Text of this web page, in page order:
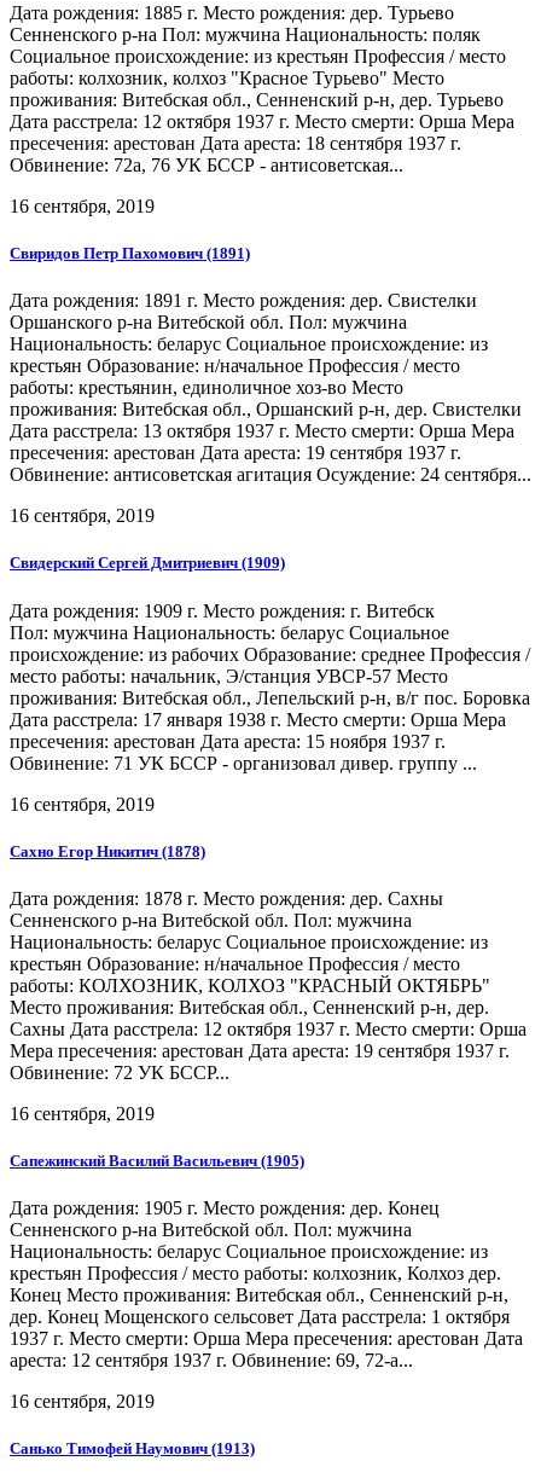
Дата рождения: 1885 г. Место рождения: дер. Турьево
Сенненского р-на Пол: мужчина Национальность: поляк
Социальное происхождение: из крестьян Профессия / место
работы: колхозник, колхоз "Красное Турьево" Место
проживания: Витебская обл., Сенненский р-н, дер. Турьево
Дата расстрела: 12 октября 1937 г. Место смерти: Орша Мера
пресечения: арестован Дата ареста: 18 сентября 1937 г.
Обвинение: 72а, 76 УК БССР - антисоветская...
16 сентября, 2019
Свиридов Петр Пахомович (1891)
Дата рождения: 1891 г. Место рождения: дер. Свистелки
Оршанского р-на Витебской обл. Пол: мужчина
Национальность: беларус Социальное происхождение: из
крестьян Образование: н/начальное Профессия / место
работы: крестьянин, единоличное хоз-во Место
проживания: Витебская обл., Оршанский р-н, дер. Свистелки
Дата расстрела: 13 октября 1937 г. Место смерти: Орша Мера
пресечения: арестован Дата ареста: 19 сентября 1937 г.
Обвинение: антисоветская агитация Осуждение: 24 сентября...
16 сентября, 2019
Свидерский Сергей Дмитриевич (1909)
Дата рождения: 1909 г. Место рождения: г. Витебск
Пол: мужчина Национальность: беларус Социальное
происхождение: из рабочих Образование: среднее Профессия /
место работы: начальник, Э/станция УВСР-57 Место
проживания: Витебская обл., Лепельский р-н, в/г пос. Боровка
Дата расстрела: 17 января 1938 г. Место смерти: Орша Мера
пресечения: арестован Дата ареста: 15 ноября 1937 г.
Обвинение: 71 УК БССР - организовал дивер. группу ...
16 сентября, 2019
Сахно Егор Никитич (1878)
Дата рождения: 1878 г. Место рождения: дер. Сахны
Сенненского р-на Витебской обл. Пол: мужчина
Национальность: беларус Социальное происхождение: из
крестьян Образование: н/начальное Профессия / место
работы: КОЛХОЗНИК, КОЛХОЗ "КРАСНЫЙ ОКТЯБРЬ"
Место проживания: Витебская обл., Сенненский р-н, дер.
Сахны Дата расстрела: 12 октября 1937 г. Место смерти: Орша
Мера пресечения: арестован Дата ареста: 19 сентября 1937 г.
Обвинение: 72 УК БССР...
16 сентября, 2019
Сапежинский Василий Васильевич (1905)
Дата рождения: 1905 г. Место рождения: дер. Конец
Сенненского р-на Витебской обл. Пол: мужчина
Национальность: беларус Социальное происхождение: из
крестьян Профессия / место работы: колхозник, Колхоз дер.
Конец Место проживания: Витебская обл., Сенненский р-н,
дер. Конец Мощенского сельсовет Дата расстрела: 1 октября
1937 г. Место смерти: Орша Мера пресечения: арестован Дата
ареста: 12 сентября 1937 г. Обвинение: 69, 72-а...
16 сентября, 2019
Санько Тимофей Наумович (1913)